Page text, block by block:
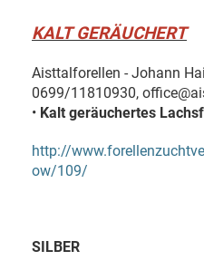
KALT GERÄUCHERT
Aisttalforellen - Johann
0699/11810930,
• Kalt geräuchertes
http://
ow/109/
SILBER